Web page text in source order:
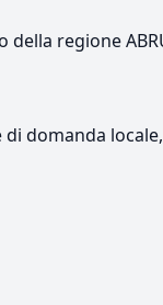
regione
domanda